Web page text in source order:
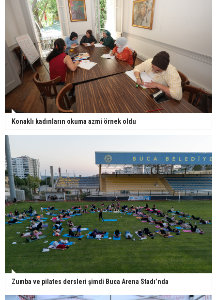
Konaklı kadınların okuma azmi örnek oldu
Zumba ve pilates dersleri şimdi Buca Arena Stadı’nda